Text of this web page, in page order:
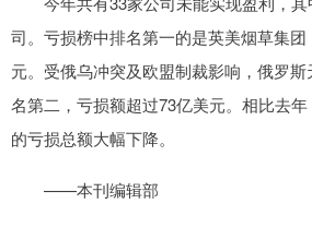
司。亏损榜中排名第一的是英美烟草集
元。受俄乌冲突及欧盟制裁影响，俄罗
名第二，亏损额超过73亿美元。相比去
的亏损总额大幅下降。
——本刊编辑部